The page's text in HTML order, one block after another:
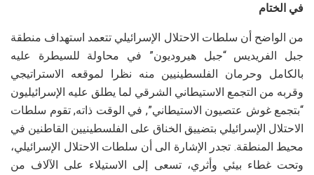
في الختام
من الواضح أن سلطات الاحتلال الإسرائيلي تتعمد استهداف منطقة
جبل الفريديس “جبل هيروديون” في محاولة للسيطرة عليه
بالكامل وحرمان الفلسطينيين منه نظرا لموقعه الاستراتيجي
وقربه من التجمع الاستيطاني الشرقي لما يطلق عليه الإسرائيليون
“بتجمع غوش عتصيون الاستيطاني”, في الوقت ذاته, تقوم سلطات
الاحتلال الإسرائيلي بتضييق الخناق على الفلسطينيين القاطنين في
محيط المنطقة. تجدر الإشارة الى أن سلطات الاحتلال الإسرائيلي،
وتحت غطاء بيئي وأثري، تسعى إلى الاستيلاء على الآلاف من